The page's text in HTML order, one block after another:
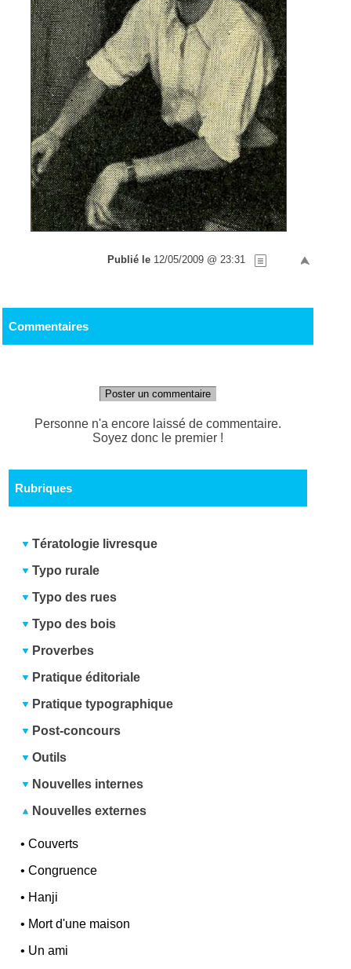
Publié le 12/05/2009 @ 23:31
Commentaires
Poster un commentaire
Personne n'a encore laissé de commentaire.
Soyez donc le premier !
Rubriques
Tératologie livresque
Typo rurale
Typo des rues
Typo des bois
Proverbes
Pratique éditoriale
Pratique typographique
Post-concours
Outils
Nouvelles internes
Nouvelles externes
•Couverts
•Congruence
• Hanji
• Mort d'une maison
• Un ami